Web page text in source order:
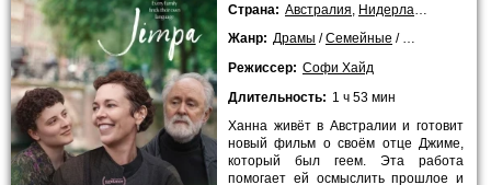
Страна: Австралия Нидерланды
Жанр: Драмы /Семейные / 2025 года
Режиссер: Софи Хайд
Длительность: 1 ч 53 мин
Ханна живёт в Австралии и готовит
новый фильм о своём отце Джиме,
который был геем. Эта работа
помогает ей осмыслить прошлое и